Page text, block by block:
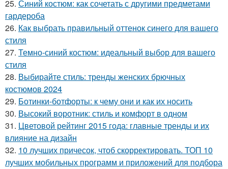
25. Синий костюм: как сочетать с другими предметами
гардероба
26. Как выбрать правильный оттенок синего для вашего
стиля
27. Темно-синий костюм: идеальный выбор для вашего
стиля
28. Выбирайте стиль: тренды женских брючных
костюмов 2024
29. Ботинки-ботфорты: к чему они и как их носить
30. Высокий воротник: стиль и комфорт в одном
31. Цветовой рейтинг 2015 года: главные тренды и их
влияние на дизайн
32. 10 лучших причесок, чтоб скорректировать. ТОП 10
лучших мобильных программ и приложений для подбора